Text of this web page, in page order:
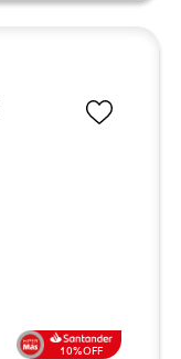
10%OFF